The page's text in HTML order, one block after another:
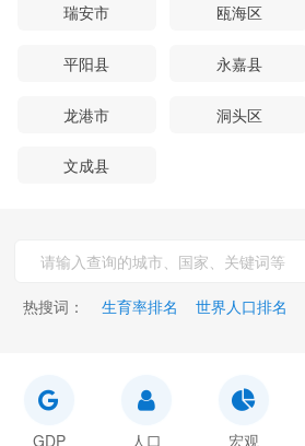
瑞安市 瓯海区
平阳县 永嘉县
龙港市 洞头区
文成县
热搜词： 生育率排名 世界人口排名
GDP 人口 宏观